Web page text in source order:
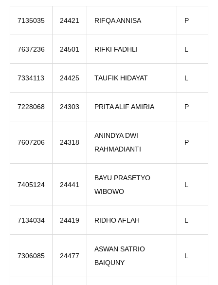
7135035 24421 RIFQA ANNISA P
7637236 24501 RIFKI FADHLI L
7334113 24425 TAUFIK HIDAYAT L
7228068 24303 PRITA ALIF AMIRIA P
7607206 24318
ANINDYA DWI
RAHMADIANTI
P
7405124 24441
BAYU PRASETYO
WIBOWO
L
7134034 24419 RIDHO AFLAH L
7306085 24477
ASWAN SATRIO
BAIQUNY
L